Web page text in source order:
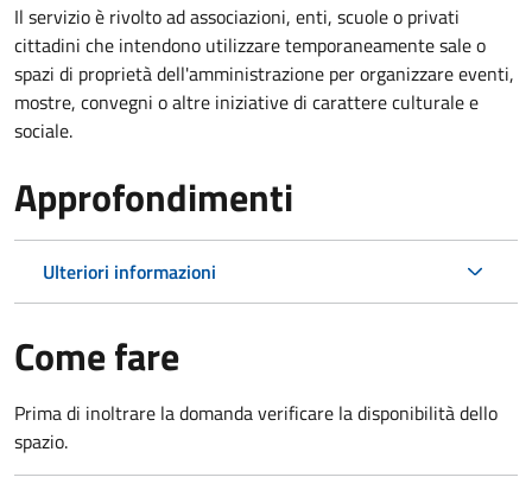
Il servizio è rivolto ad associazioni, enti, scuole o privati
cittadini che intendono utilizzare temporaneamente sale o
spazi di proprietà dell'amministrazione per organizzare eventi,
mostre, convegni o altre iniziative di carattere culturale e
sociale.
Approfondimenti
Ulteriori informazioni
Come fare
Prima di inoltrare la domanda verificare la disponibilità dello
spazio.